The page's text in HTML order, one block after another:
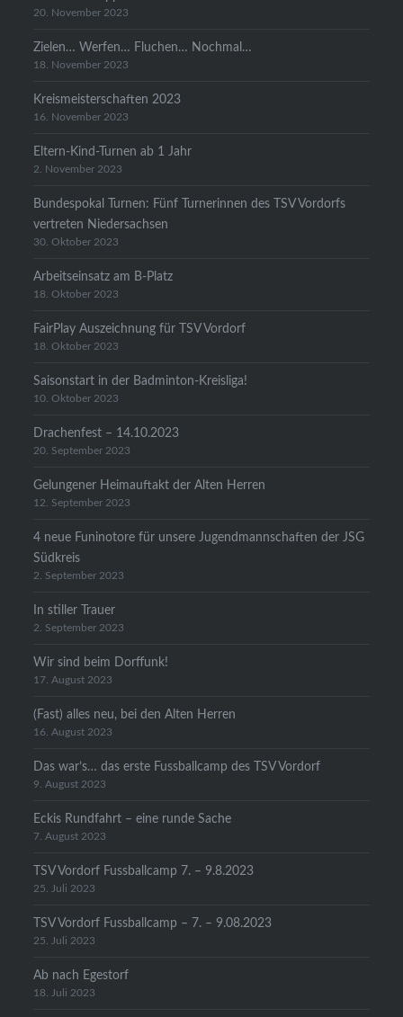
20. November 2023
Zielen… Werfen… Fluchen… Nochmal…
18. November 2023
Kreismeisterschaften 2023
16. November 2023
Eltern-Kind-Turnen ab 1 Jahr
2. November 2023
Bundespokal Turnen: Fünf Turnerinnen des TSV Vordorfs
vertreten Niedersachsen
30. Oktober 2023
Arbeitseinsatz am B-Platz
18. Oktober 2023
FairPlay Auszeichnung für TSV Vordorf
18. Oktober 2023
Saisonstart in der Badminton-Kreisliga!
10. Oktober 2023
Drachenfest – 14.10.2023
20. September 2023
Gelungener Heimauftakt der Alten Herren
12. September 2023
4 neue Funinotore für unsere Jugendmannschaften der JSG
Südkreis
2. September 2023
In stiller Trauer
2. September 2023
Wir sind beim Dorffunk!
17. August 2023
(Fast) alles neu, bei den Alten Herren
16. August 2023
Das war’s… das erste Fussballcamp des TSV Vordorf
9. August 2023
Eckis Rundfahrt – eine runde Sache
7. August 2023
TSV Vordorf Fussballcamp 7. – 9.8.2023
25. Juli 2023
TSV Vordorf Fussballcamp – 7. – 9.08.2023
25. Juli 2023
Ab nach Egestorf
18. Juli 2023